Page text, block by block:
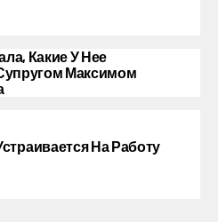
Какие У Нее
Максимом
На Работу